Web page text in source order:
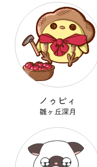
ノゥピィ
雛ヶ丘深月